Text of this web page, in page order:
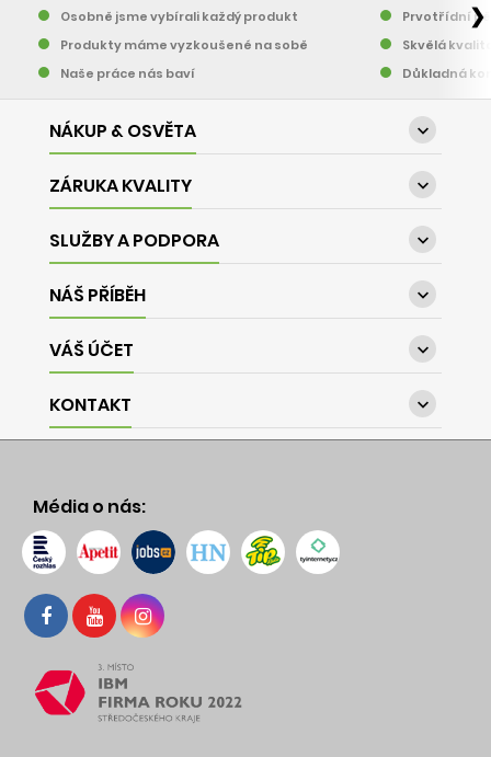
Osobně jsme vybírali každý produkt
Produkty máme vyzkoušené na sobě
Naše práce nás baví
Prvotřídní
Skvělá
Důkladná
❯
NÁKUP & OSVĚTA 
ZÁRUKA KVALITY 
SLUŽBY A PODPORA 
NÁŠ PŘÍBĚH 
VÁŠ ÚČET 
KONTAKT 
Média o nás: